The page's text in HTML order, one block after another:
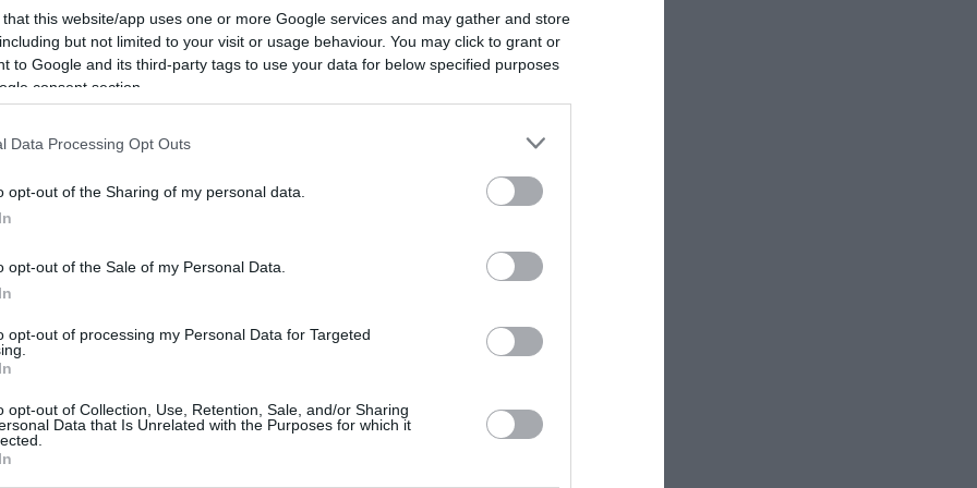
that this website/app uses one or more Google services and may gather and store
but not limited to your visit or usage behaviour. You may click to grant or
to Google and its third-party tags to use your data for below specified purposes
consent section.
Data Processing Opt Outs
opt-out of the Sharing of my personal data.
opt-out of the Sale of my Personal Data.
opt-out of processing my Personal Data for Targeted
opt-out of Collection, Use, Retention, Sale, and/or Sharing
Data that Is Unrelated with the Purposes for which it
είναι σίγουρο ότι θα αποφέρει σημαντικά οφέλη στις
κόπωση και η αξιολόγηση στο Δημόσιο, μαζί με το
και μετωπική σύγκρουση με τα κόμματα της Αριστεράς. Εκεί
Αρκεί και ο ίδιος ο πρωθυπουργός να έχει έτοιμο τον
φόντο την περίοδο Κασσελάκη
ΠΑΣΟΚ και την Κεντροαριστερά
την αντιπολίτευση
Lykavitos.gr στο Google News
όλες τις ειδήσεις